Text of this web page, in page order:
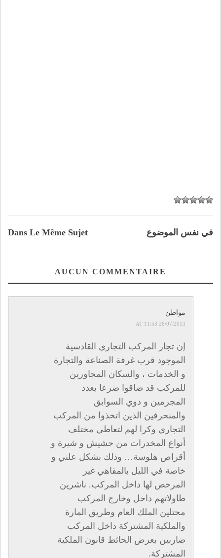
Dans Le Même Sujet في نفس الموضوع
AUCUN COMMENTAIRE
مواطن
28/07/2013 AT 11:53
إن تجار المركب التجاري القادسية
الموجود قرب غرفة الصناعة والتجارة
و الخدمات ، والسكان المجاورين
للمركب قد ضاقوا ضرعا بعدد
المجرمين و دوي السوابق
والمنحرفين الذين اتخذوا من المركب
التجاري وكرا لهم لتعاطي مختلف
أنواع المخدرات من حشيش و شيرة و
أقراص هلوسة… وذلك بشكل علني و
خاصة في الليل بالمقاهي غير
المرخص لها داخل المركب. ناشرين
طاولاتهم داخل وخارج المركب
محتلين الملك العام وطريق المارة
والملكية المشتركة داخل المركب
ضاربين بعرض الحائط قانون الملكية
المشتركة.